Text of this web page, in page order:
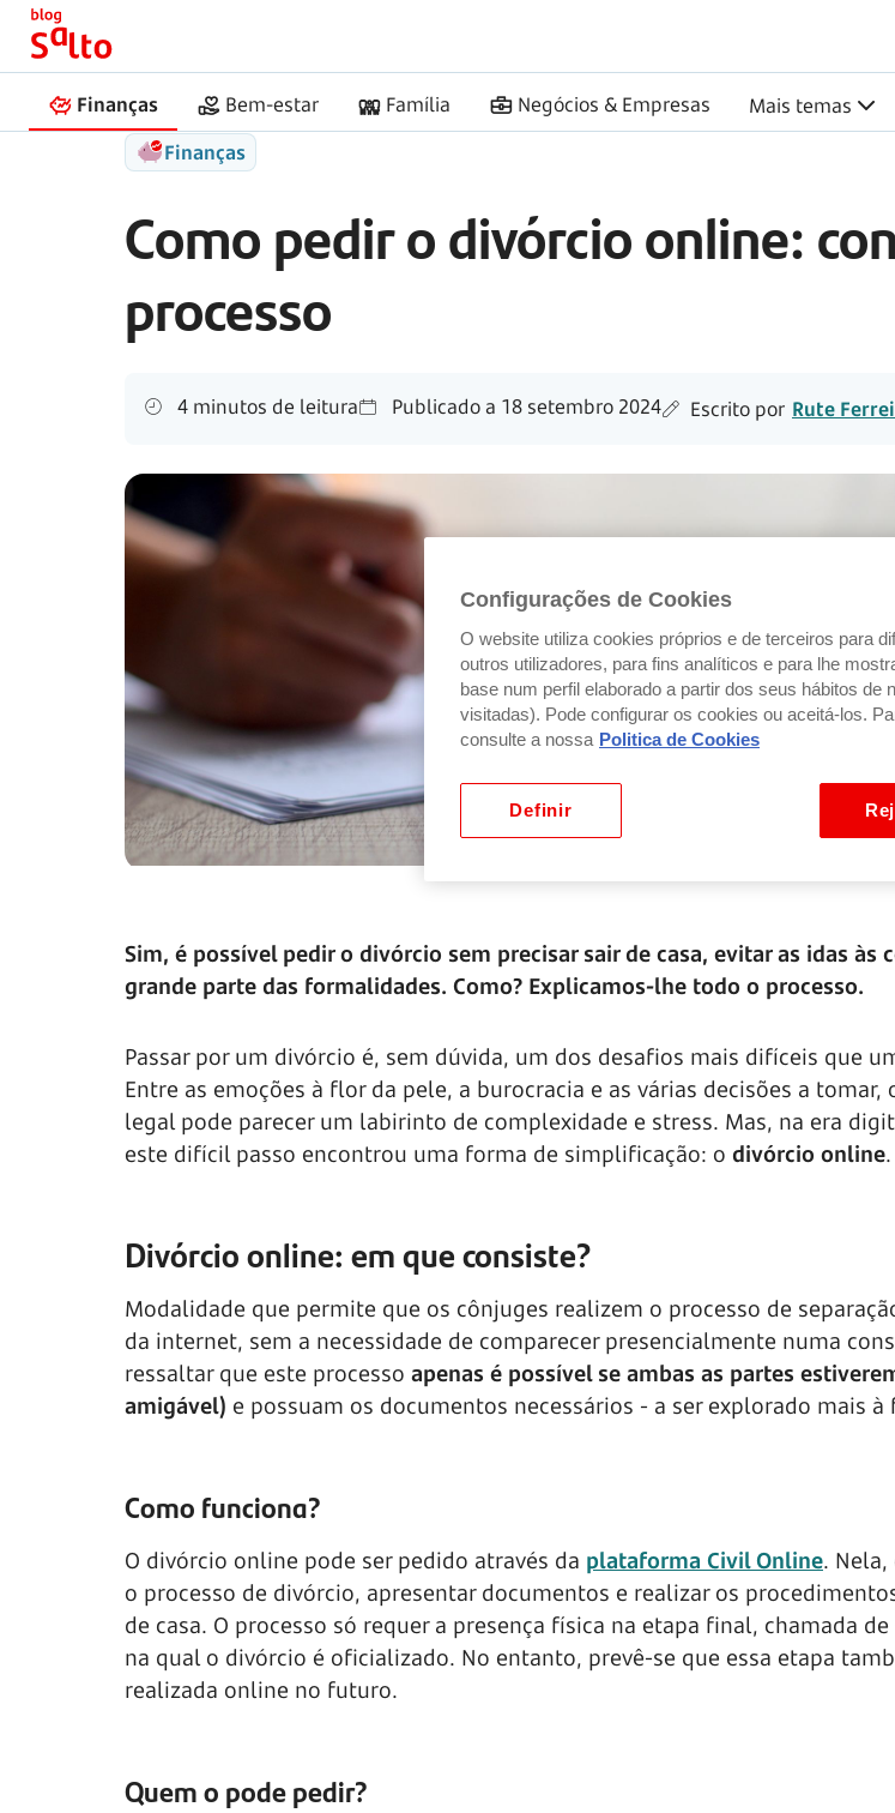
Finanças Bem-estar Família Negócios & Empresas Mais temas
Início
Finanças
Como pedir o divórcio online:
processo
4 minutos de leitura Publicado a 18 setembro 2024 Escrito por Rute
Sim, é possível pedir o divórcio sem precisar sair de casa, evitar as idas às
grande parte das formalidades. Como? Explicamos-lhe todo o processo.
Passar por um divórcio é, sem dúvida, um dos desafios mais difíceis que
Entre as emoções à flor da pele, a burocracia e as várias decisões a tomar,
legal pode parecer um labirinto de complexidade e stress. Mas, na era
este difícil passo encontrou uma forma de simplificação: o divórcio online.
Divórcio online: em que consiste?
Modalidade que permite que os cônjuges realizem o processo de
da internet, sem a necessidade de comparecer presencialmente numa
ressaltar que este processo apenas é possível se ambas as partes
amigável) e possuam os documentos necessários - a ser explorado mais
Como funciona?
O divórcio online pode ser pedido através da plataforma Civil Online.
o processo de divórcio, apresentar documentos e realizar os
de casa. O processo só requer a presença física na etapa final, chamada de
na qual o divórcio é oficializado. No entanto, prevê-se que essa etapa
realizada online no futuro.
Quem o pode pedir?
Configurações de Cookies
O website utiliza cookies próprios e de terceiros para
outros utilizadores, para fins analíticos e para lhe
base num perfil elaborado a partir dos seus hábitos de
visitadas). Pode configurar os cookies ou aceitá-los.
consulte a nossa Politica de Cookies
Definir